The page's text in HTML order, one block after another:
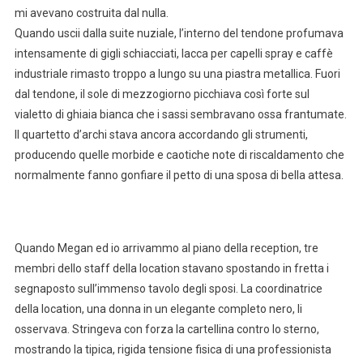
mi avevano costruita dal nulla.
Quando uscii dalla suite nuziale, l’interno del tendone profumava
intensamente di gigli schiacciati, lacca per capelli spray e caffè
industriale rimasto troppo a lungo su una piastra metallica. Fuori
dal tendone, il sole di mezzogiorno picchiava così forte sul
vialetto di ghiaia bianca che i sassi sembravano ossa frantumate.
Il quartetto d’archi stava ancora accordando gli strumenti,
producendo quelle morbide e caotiche note di riscaldamento che
normalmente fanno gonfiare il petto di una sposa di bella attesa.
Quando Megan ed io arrivammo al piano della reception, tre
membri dello staff della location stavano spostando in fretta i
segnaposto sull’immenso tavolo degli sposi. La coordinatrice
della location, una donna in un elegante completo nero, li
osservava. Stringeva con forza la cartellina contro lo sterno,
mostrando la tipica, rigida tensione fisica di una professionista